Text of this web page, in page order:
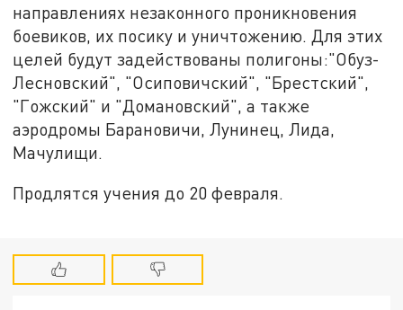
направлениях незаконного проникновения
боевиков, их посику и уничтожению. Для этих
целей будут задействованы полигоны:"Обуз-
Лесновский", "Осиповичский", "Брестский",
"Гожский" и "Домановский", а также
аэродромы Барановичи, Лунинец, Лида,
Мачулищи.
Продлятся учения до 20 февраля.